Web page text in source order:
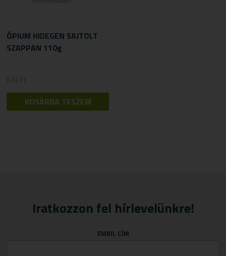
ÓPIUM HIDEGEN SAJTOLT
SZAPPAN 110g
632 Ft
KOSÁRBA TESZEM
Iratkozzon fel hírlevelünkre!
EMAIL CÍM